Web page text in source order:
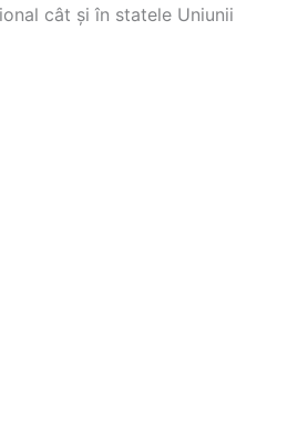
cât şi în statele Uniunii